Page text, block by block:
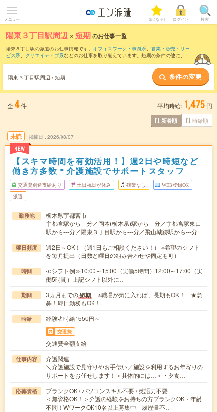
メニュー 気になる! ログイン 検索
陽東３丁目駅周辺 ×短期のお仕事一覧
陽東３丁目駅の派遣のお仕事情報です。 オフィスワーク・事務系、 営業・販売・サー
ビス系、 クリエイティブ系などのお仕事を取り揃えています。短期の条件の他に、 交
陽東３丁目駅周辺 / 短期 条件の変更
全 4件 平均時給: 1,475 円
新着順 時給順
未読
NEW
掲載日 2026/08/07
【スキマ時間を有効活用！】週2日や時短など
働き方多数＊介護施設でサポートスタッフ
交通費別途支給あり 土日祝日が休み 残業なし WEB登録OK
派遣
勤務地
栃木県宇都宮市
宇都宮駅から---分／岡本(栃木県)駅から---分／宇都宮駅東口
駅から---分／陽東３丁目駅から---分／飛山城跡駅から---分
曜日頻度
週2日～OK！（週1日もご相談ください！） ※希望のシフト
を毎月提出（日数と曜日の組み合わせや固定も可）
時間
≪シフト例≫10:00～15:00（実働5時間）12:00～17:00（実
働5時間）上記シフト以外に…
期間 3ヵ月までの短期
※職場が気に入れば、長期もOK！ ★急
募！即日勤務もOK！
時給 経験者時給1650円～
交通費
交通費全額支給
仕事内容
介護関連
＼介護施設で見守りやお手伝い／施設を利用するお年寄りの
サポートをお任せします！＜具体的には…＞・夕食…
応募資格
ブランクOK / パソコンスキル不要 / 英語力不要
＜無資格OK！＞介護の経験をお持ちの方ブランクOK・年齢
不問！WワークOK10名以上募集中！履歴書不…